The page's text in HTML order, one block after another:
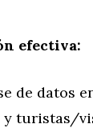
efectiva:
de datos
y turistas/